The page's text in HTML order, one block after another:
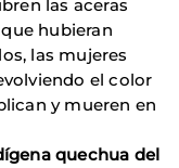
las aceras
hubieran
las mujeres
el color
y mueren en
quechua del